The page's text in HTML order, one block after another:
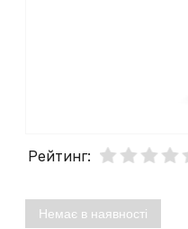
Рейтинг:
Немає в наявності